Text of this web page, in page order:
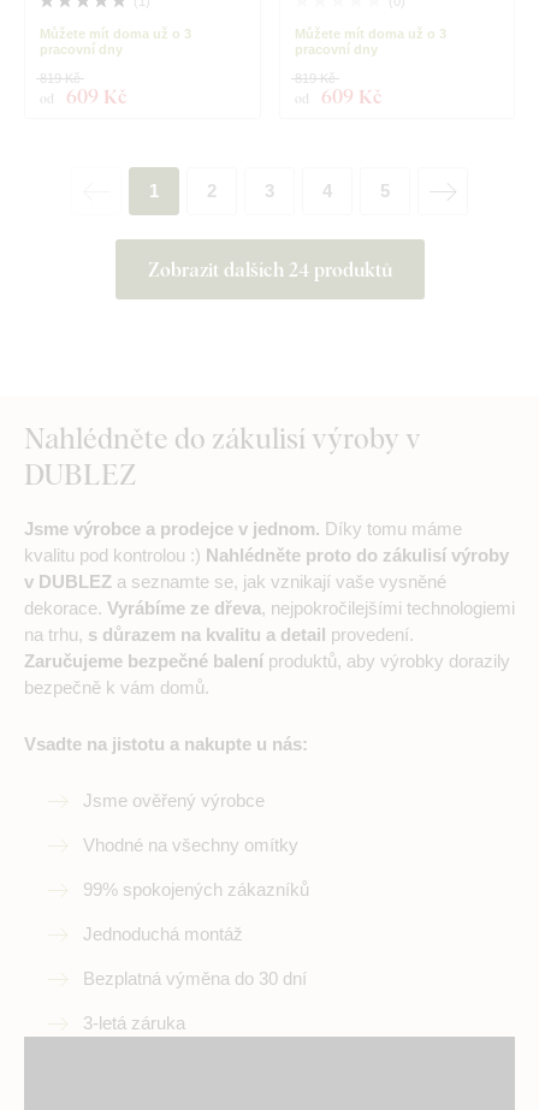
Můžete mít doma už o 3
pracovní dny
od 609 Kč
819 Kč
Můžete mít doma už o 3
pracovní dny
od 609 Kč
819 Kč
Zobrazit dalších 24 produktů
1 2 3 4 5
Nahlédněte do zákulisí výroby v
DUBLEZ
Jsme výrobce a prodejce v jednom. Díky tomu máme
kvalitu pod kontrolou :) Nahlédněte proto do zákulisí výroby
v DUBLEZ a seznamte se, jak vznikají vaše vysněné
dekorace. Vyrábíme ze dřeva, nejpokročilejšími technologiemi
na trhu, s důrazem na kvalitu a detail provedení.
Zaručujeme bezpečné balení produktů, aby výrobky dorazily
bezpečně k vám domů.
Vsadte na jistotu a nakupte u nás:
Jsme ověřený výrobce
Vhodné na všechny omítky
99% spokojených zákazníků
Jednoduchá montáž
Bezplatná výměna do 30 dní
3-letá záruka